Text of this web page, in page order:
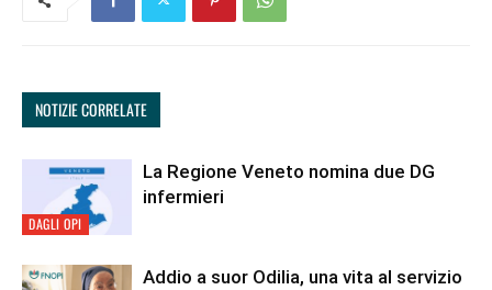
NOTIZIE CORRELATE
DAGLI OPI
La Regione Veneto nomina due DG
infermieri
Addio a suor Odilia, una vita al servizio